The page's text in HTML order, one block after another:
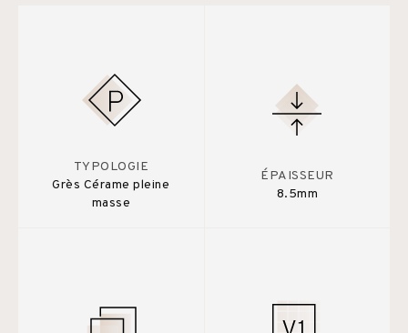
TYPOLOGIE
Grès Cérame pleine
masse
ÉPAISSEUR
8.5mm